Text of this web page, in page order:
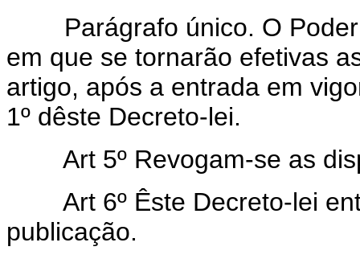
Parágrafo único. O Poder
em que se tornarão efetivas
artigo, após a entrada em
1º dêste Decreto-lei.
Art 5º Revogam-se as
Art 6º Êste Decreto-lei
publicação.